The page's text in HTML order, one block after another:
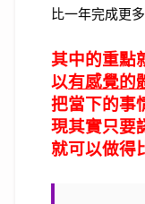
比一年完成更
其中的重點
以有感覺的
把當下的事
現其實只要
就可以做得